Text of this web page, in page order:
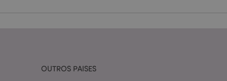
OUTROS PAISES
as páginas